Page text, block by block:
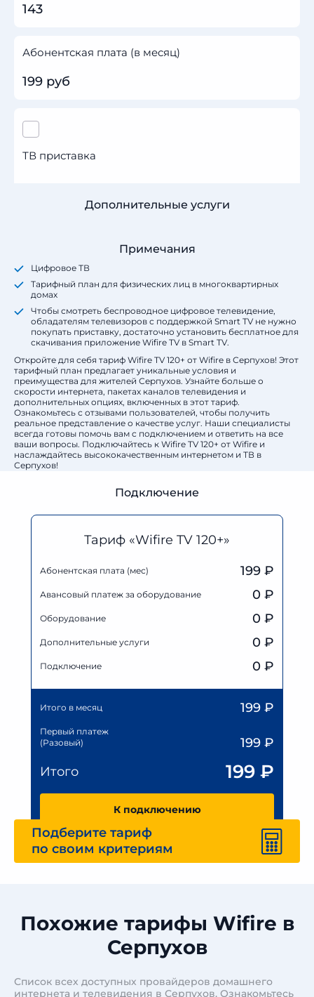
143
Абонентская плата (в месяц)
199 руб
ТВ приставка
Дополнительные услуги
Примечания
Цифровое ТВ
Тарифный план для физических лиц в многоквартирных
домах
Чтобы смотреть беспроводное цифровое телевидение,
обладателям телевизоров с поддержкой Smart TV не нужно
покупать приставку, достаточно установить бесплатное для
скачивания приложение Wifire TV в Smart TV.
Откройте для себя тариф Wifire TV 120+ от Wifire в Серпухов! Этот
тарифный план предлагает уникальные условия и
преимущества для жителей Серпухов. Узнайте больше о
скорости интернета, пакетах каналов телевидения и
дополнительных опциях, включенных в этот тариф.
Ознакомьтесь с отзывами пользователей, чтобы получить
реальное представление о качестве услуг. Наши специалисты
всегда готовы помочь вам с подключением и ответить на все
ваши вопросы. Подключайтесь к Wifire TV 120+ от Wifire и
наслаждайтесь высококачественным интернетом и ТВ в
Серпухов!
Подключение
Тариф «Wifire TV 120+»
Абонентская плата (мес) 199 ₽
Авансовый платеж за оборудование 0 ₽
Оборудование 0 ₽
Дополнительные услуги 0 ₽
Подключение 0 ₽
Итого в месяц 199 ₽
Первый платеж
(Разовый)
199 ₽
Итого
199 ₽
К подключению
Подберите тариф
по своим критериям
Похожие тарифы Wifire в
Серпухов
Список всех доступных провайдеров домашнего
интернета и телевидения в Серпухов. Ознакомьтесь